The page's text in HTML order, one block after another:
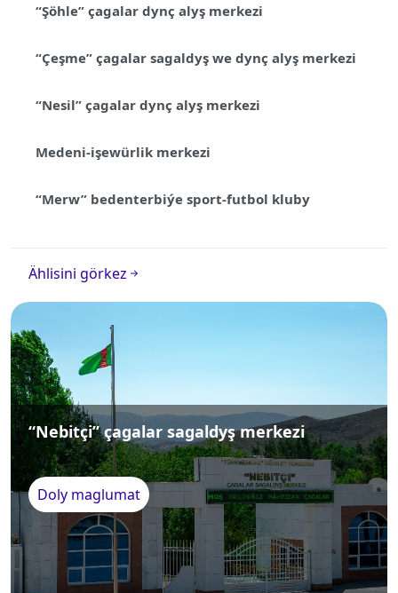
“Şöhle” çagalar dynç alyş merkezi
“Çeşme” çagalar sagaldyş we dynç alyş merkezi
“Nesil” çagalar dynç alyş merkezi
Medeni-işewürlik merkezi
“Merw” bedenterbiýe sport-futbol kluby
Ählisini görkez
“Nebitçi” çagalar sagaldyş merkezi
Doly maglumat